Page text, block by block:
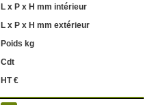
L x P x H mm intérieur
L x P x H mm extérieur
Poids kg
Cdt
HT €